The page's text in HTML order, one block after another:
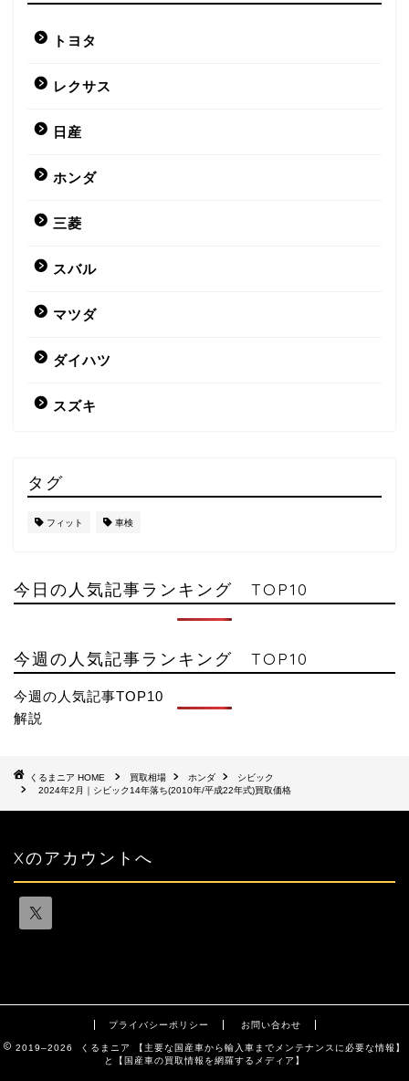
トヨタ
レクサス
日産
ホンダ
三菱
スバル
マツダ
ダイハツ
スズキ
タグ
フィット 車検
今日の人気記事ランキング TOP10
今週の人気記事ランキング TOP10
今週の人気記事TOP10
解説
HOME 買取相場 ホンダ
シビック
2024年2月｜シビック14年落ち(2010年/平成22年式)買取価格
Xのアカウントへ
プライバシーポリシー お問い合わせ
2019–2026 くるまニア 【主要な国産車から輸入車までメンテナンスに必要な情報】
と【国産車の買取情報を網羅するメディア】